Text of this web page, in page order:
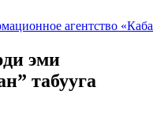
эми
табууга